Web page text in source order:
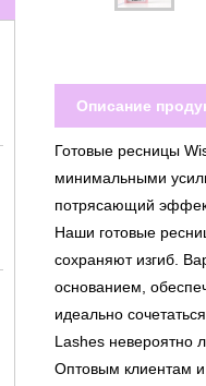
Описание
Готовые ресницы
минимальными
потрясающий
Наши готовые
сохраняют изгиб.
основанием,
идеально
Lashes невероятно
Оптовым клиентам и